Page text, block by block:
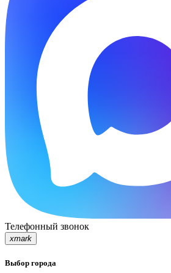
Телефонный звонок
xmark
Выбор города